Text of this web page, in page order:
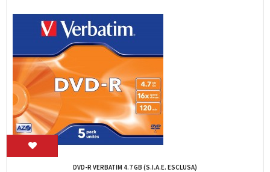
MEMORIA USB 2.0 D200 4GB